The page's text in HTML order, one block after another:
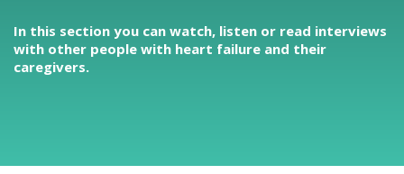
In this section you can watch, listen or read interviews
with other people with heart failure and their
caregivers.